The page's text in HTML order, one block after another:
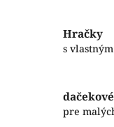
Hračky
s
pre